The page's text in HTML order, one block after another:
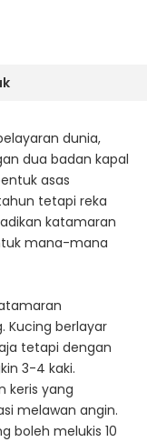
dunia,
dua badan kapal
asas
tetapi reka
katamaran
mana-mana
Kucing berlayar
tetapi dengan
3-4 kaki.
keris yang
melawan angin.
boleh melukis 10